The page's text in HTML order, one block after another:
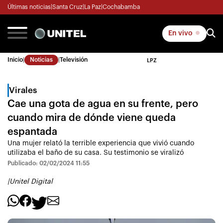
Últimas noticias Santa Cruz La Paz Cochabamba
En vivo
Inicio Noticias Televisión LPZ
Virales
Cae una gota de agua en su frente, pero
cuando mira de dónde viene queda
espantada
Una mujer relató la terrible experiencia que vivió cuando
utilizaba el baño de su casa. Su testimonio se viralizó
Publicado: 02/02/2024 11:55
|Unitel Digital